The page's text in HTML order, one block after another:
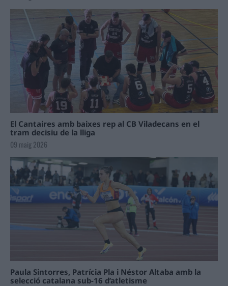
El Cantaires amb baixes rep al CB Viladecans en el
tram decisiu de la lliga
09 maig 2026
Paula Sintorres, Patrícia Pla i Néstor Altaba amb la
selecció catalana sub-16 d’atletisme